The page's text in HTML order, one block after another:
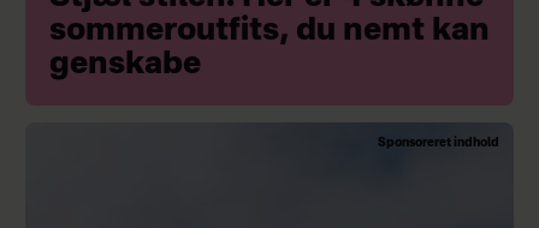
sommeroutfits, du nemt kan
genskabe
Sponsoreret indhold